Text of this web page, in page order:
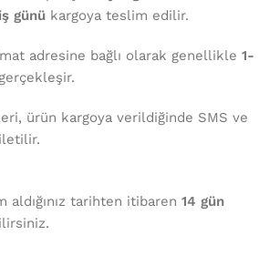
günü kargoya teslim edilir.
adresine bağlı olarak genellikle 1-
ürün kargoya verildiğinde SMS ve
aldığınız tarihten itibaren 14 gün